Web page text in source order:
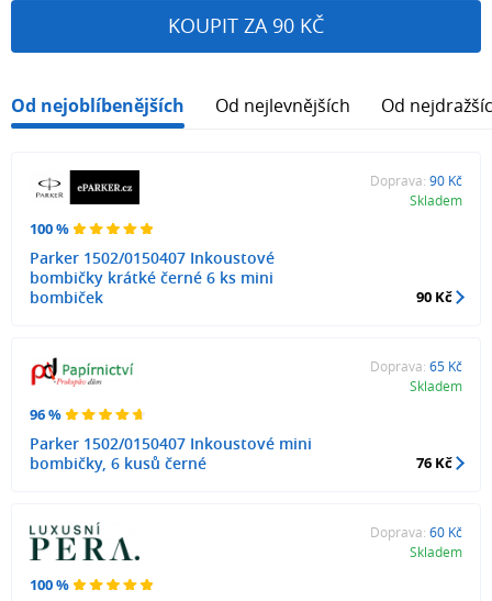
KOUPIT ZA 90 KČ
Od nejoblíbenějších Od nejlevnějších Od
100 %
Parker 1502/0150407 Inkoustové
bombičky krátké černé 6 ks mini
bombiček
Doprava: 90 Kč
Skladem
90 Kč
96 %
Parker 1502/0150407 Inkoustové mini
bombičky, 6 kusů černé
Doprava: 65 Kč
Skladem
76 Kč
100 %
Doprava: 60 Kč
Skladem